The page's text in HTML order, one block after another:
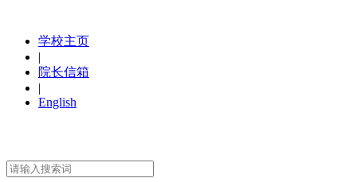
学校主页
|
院长信箱
|
English